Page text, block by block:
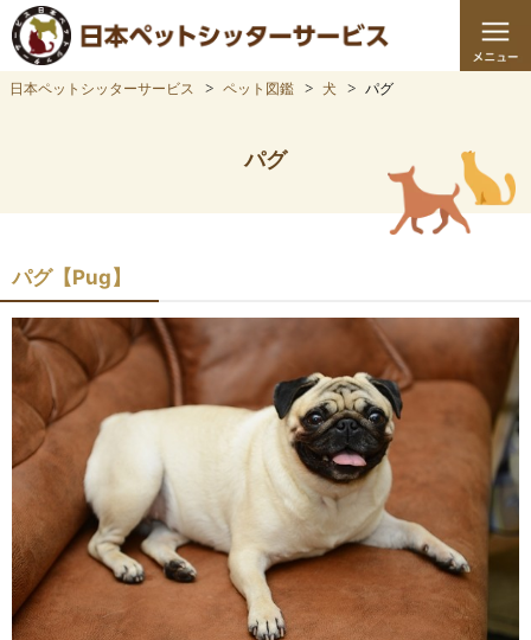
日本ペットシッターサービス ペット図鑑 犬 パグ
パグ
パグ【Pug】